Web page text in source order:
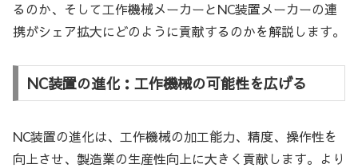
るのか、そして工作機械メーカーとNC装置メーカーの連
携がシェア拡大にどのように貢献するのかを解説します。
NC装置の進化：工作機械の可能性を広げる
NC装置の進化は、工作機械の加工能力、精度、操作性を
向上させ、製造業の生産性向上に大きく貢献します。より